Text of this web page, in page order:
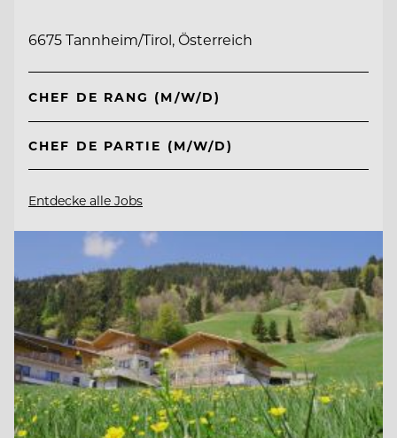
6675 Tannheim/Tirol, Österreich
CHEF DE RANG (M/W/D)
CHEF DE PARTIE (M/W/D)
Entdecke alle Jobs